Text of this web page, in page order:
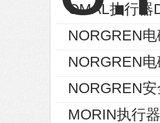
OMAL执行器
NORGREN
NORGREN
NORGREN
MORIN执行